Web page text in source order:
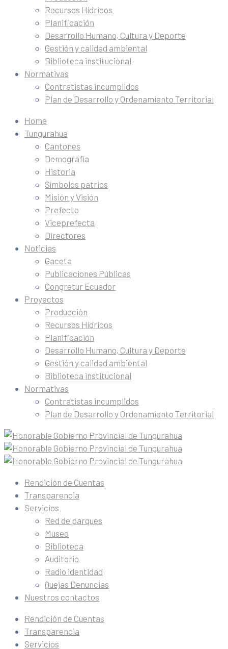
Recursos Hídricos
Planificación
Desarrollo Humano, Cultura y Deporte
Gestión y calidad ambiental
Biblioteca institucional
Normativas
Contratistas incumplidos
Plan de Desarrollo y Ordenamiento Territorial
Home
Tungurahua
Cantones
Demografía
Historia
Símbolos patrios
Misión y Visión
Prefecto
Viceprefecta
Directores
Noticias
Gaceta
Publicaciones Públicas
Congretur Ecuador
Proyectos
Producción
Recursos Hídricos
Planificación
Desarrollo Humano, Cultura y Deporte
Gestión y calidad ambiental
Biblioteca institucional
Normativas
Contratistas incumplidos
Plan de Desarrollo y Ordenamiento Territorial
Rendición de Cuentas
Transparencia
Servicios
Red de parques
Museo
Biblioteca
Auditorio
Radio identidad
Quejas Denuncias
Nuestros contactos
Rendición de Cuentas
Transparencia
Servicios